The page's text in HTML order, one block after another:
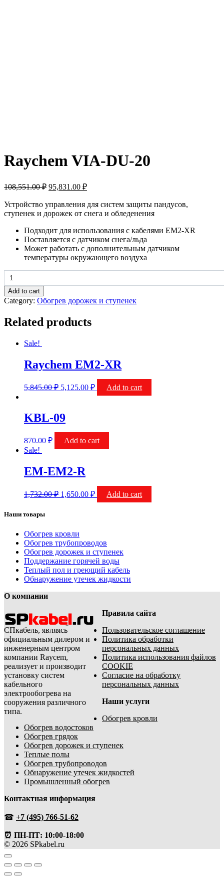
Raychem VIA-DU-20
108,551.00₽ 95,831.00 ₽
Устройство управления для систем защиты пандусов,
ступенек и дорожек от снега и обледенения
Подходит для использования с кабелями EM2-XR
Поставляется с датчиком снега/льда
Может работать с дополнительным датчиком
температуры окружающего воздуха
Raychem
VIA-
DU-
20
Add to cart
Category: Обогрев дорожек и ступенек
Related products
Sale!
Raychem EM2-XR
5,845.00₽ 5,125.00 ₽ Add to cart
KBL-09
870.00 ₽
Add to cart
Sale!
EM-EM2-R
1,732.00₽ 1,650.00 ₽ Add to cart
Наши товары
Обогрев кровли
Обогрев трубопроводов
Обогрев дорожек и ступенек
Поддержание горячей воды
Теплый пол и греющий кабель
Обнаружение утечек жидкости
О компании
СПкабель, являясь
официальным дилером и
инженерным центром
компании Raycem,
реализует и производит
установку систем
кабельного
электрообогрева на
сооружения различного
типа.
Правила сайта
Пользовательское соглашение
Политика обработки
персональных данных
Политика использования файлов
COOKIE
Согласие на обработку
персональных данных
Наши услуги
Обогрев кровли
Обогрев водостоков
Обогрев грядок
Обогрев дорожек и ступенек
Теплые полы
Обогрев трубопроводов
Обнаружение утечек жидкостей
Промышленный обогрев
Контактная информация
☎ +7 (495) 766-51-62
⏰ ПН-ПТ: 10:00-18:00
© 2026 SPkabel.ru